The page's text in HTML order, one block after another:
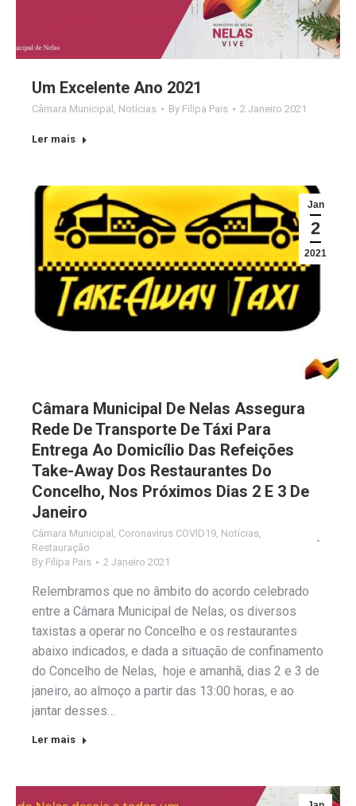
Um Excelente Ano 2021
Câmara Municipal , Notícias By Filipa Pais 2 Janeiro 2021
Ler mais
Jan
2
2021
Câmara Municipal De Nelas Assegura
Rede De Transporte De Táxi Para
Entrega Ao Domicílio Das Refeições
Take-Away Dos Restaurantes Do
Concelho, Nos Próximos Dias 2 E 3 De
Janeiro
Câmara Municipal , Coronavirus COVID19, Notícias,
Restauração
By Filipa Pais 2 Janeiro 2021
Relembramos que no âmbito do acordo celebrado
entre a Câmara Municipal de Nelas, os diversos
taxistas a operar no Concelho e os restaurantes
abaixo indicados, e dada a situação de confinamento
do Concelho de Nelas, hoje e amanhã, dias 2 e 3 de
janeiro, ao almoço a partir das 13:00 horas, e ao
jantar desses…
Ler mais